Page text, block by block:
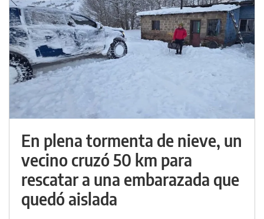
En plena tormenta de nieve, un
vecino cruzó 50 km para
rescatar a una embarazada que
quedó aislada